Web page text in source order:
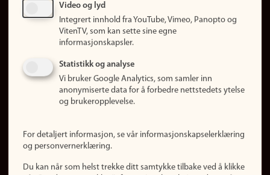
Om nettstedet
Informasjonskapsler
Personvern
Video og lyd
Integrert innhold fra YouTube, Vimeo, Panopto og
VitenTV, som kan sette sine egne
informasjonskapsler.
Statistikk og analyse
Vi bruker Google Analytics, som samler inn
anonymiserte data for å forbedre nettstedets ytelse
og brukeropplevelse.
For detaljert informasjon, se vår informasjonskapselerklæring
og personvernerklæring.
Du kan når som helst trekke ditt samtykke tilbake ved å klikke